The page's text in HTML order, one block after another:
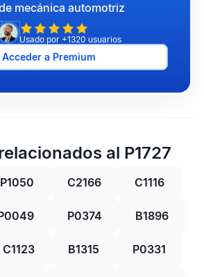
mecánica automotriz
Usado por +1320 usuarios
Acceder a Premium
al P1727
P1050 C2166 C1116
P0374 B1896
C1123 B1315 P0331